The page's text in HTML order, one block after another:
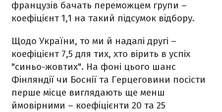
французів бачать переможцем групи –
коефіцієнт 1,1 на такий підсумок відбору.
Щодо України, то ми й надалі другі –
коефіцієнт 7,5 для тих, хто вірить в успіх
"синьо-жовтих". На фоні цього шанс
Фінляндії чи Боснії та Герцеговини посісти
перше місце виглядають ще менш
ймовірними – коефіцієнти 20 та 25